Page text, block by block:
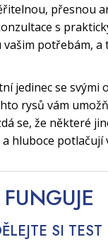
přesnou
s
potřebám, a
jedinec se svými
rysů vám
se, že některé
hluboce potlačují
FUNGUJE
SI TEST